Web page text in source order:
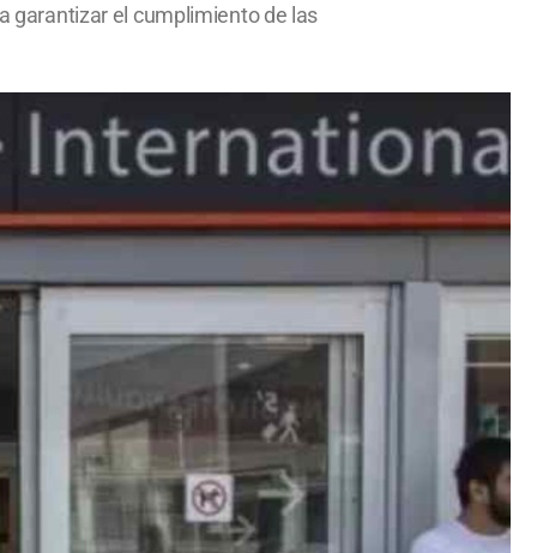
garantizar el cumplimiento de las